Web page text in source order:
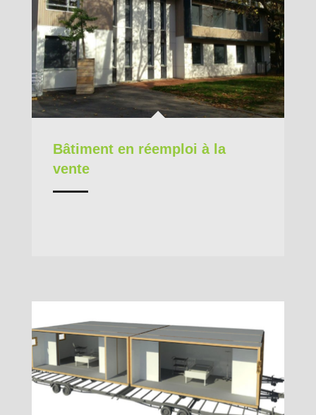
Bâtiment en réemploi à la
vente